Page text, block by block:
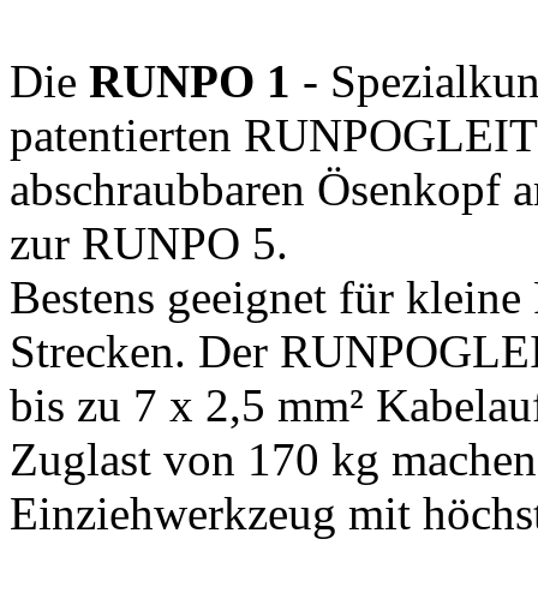
Die RUNPO 1 -
patentierten
abschraubbaren Ösenkopf
zur RUNPO 5.
Bestens geeignet für
Strecken. Der
bis zu 7 x 2,5 mm²
Zuglast von 170 kg
Einziehwerkzeug mit